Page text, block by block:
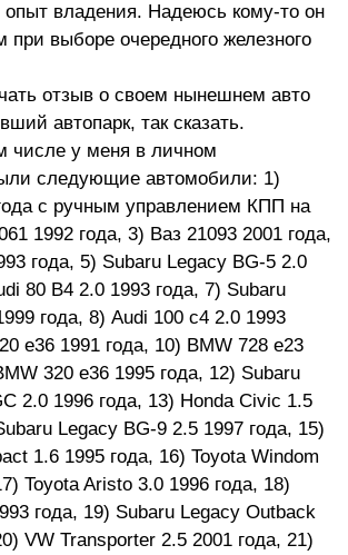
владения. Надеюсь кому-то он
при выборе очередного железного
отзыв о своем нынешнем авто
автопарк, так сказать.
числе у меня в личном
следующие автомобили: 1)
с ручным управлением КПП на
1992 года, 3) Ваз 21093 2001 года,
года, 5) Subaru Legacy BG-5 2.0
80 B4 2.0 1993 года, 7) Subaru
года, 8) Audi 100 c4 2.0 1993
e36 1991 года, 10) BMW 728 e23
320 e36 1995 года, 12) Subaru
2.0 1996 года, 13) Honda Civic 1.5
Legacy BG-9 2.5 1997 года, 15)
1.6 1995 года, 16) Toyota Windom
Toyota Aristo 3.0 1996 года, 18)
года, 19) Subaru Legacy Outback
VW Transporter 2.5 2001 года, 21)